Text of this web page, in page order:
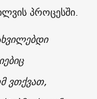
პროცესში.
ვთქვათ,